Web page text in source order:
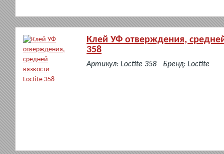
Клей УФ отверждения,
358
в
Артикул: Loctite 358 Бренд: Loctite